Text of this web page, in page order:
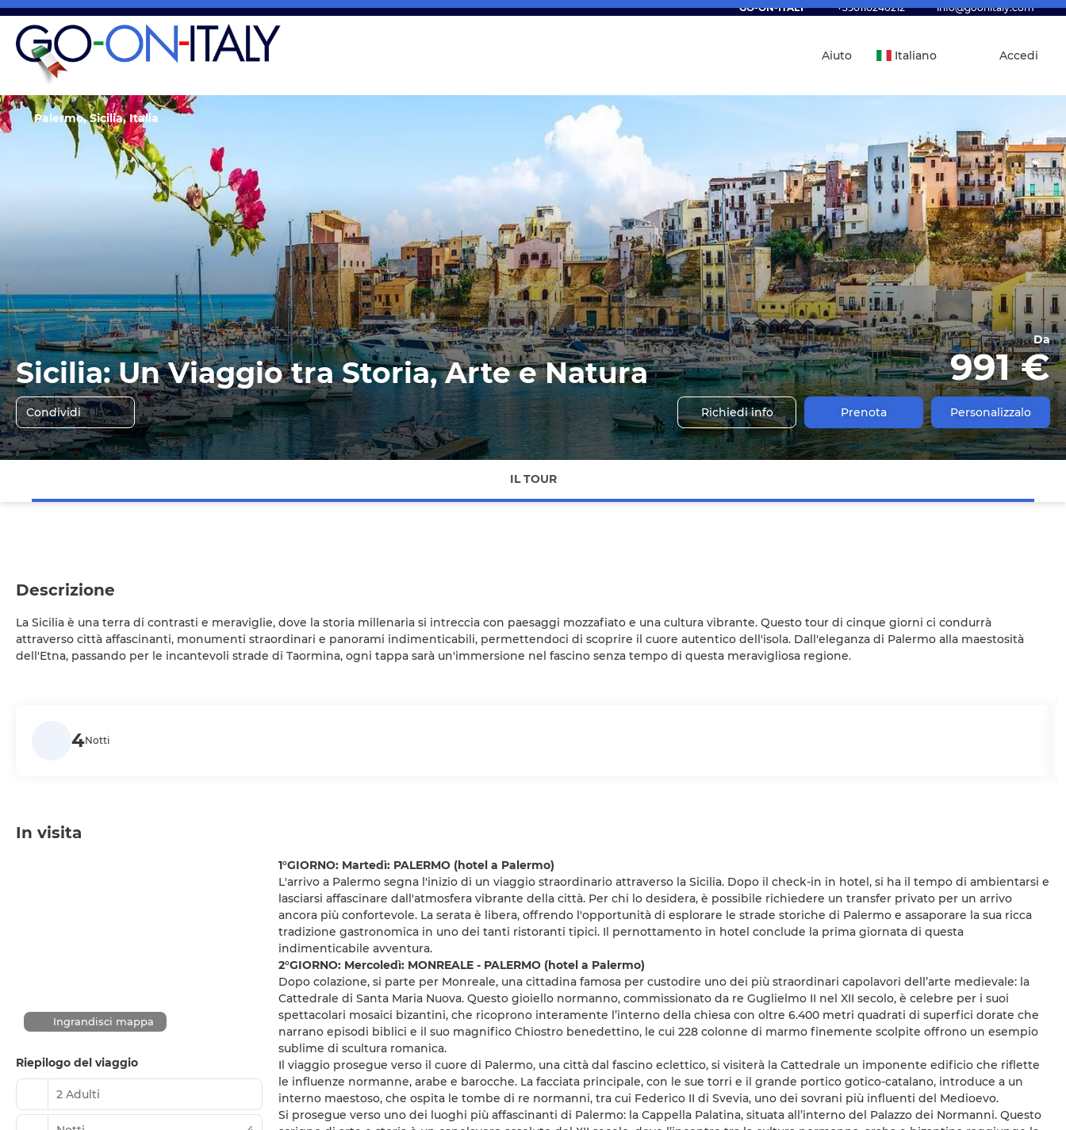
GO-ON-ITALY +390110240212 info@goonitaly.com
Aiuto Italiano Accedi
Sicilia: Un Viaggio tra Storia, Arte e Natura
Da
991 €
Condividi Richiedi info Prenota Personalizzalo
Palermo, Sicilia, Italia
IL TOUR
Descrizione
La Sicilia è una terra di contrasti e meraviglie, dove la storia millenaria si intreccia con paesaggi mozzafiato e una cultura vibrante. Questo tour di cinque giorni ci condurrà
attraverso città affascinanti, monumenti straordinari e panorami indimenticabili, permettendoci di scoprire il cuore autentico dell'isola. Dall'eleganza di Palermo alla maestosità
dell'Etna, passando per le incantevoli strade di Taormina, ogni tappa sarà un'immersione nel fascino senza tempo di questa meravigliosa regione.
4Notti
In visita
Ingrandisci mappa
Riepilogo del viaggio
2 Adulti
1°GIORNO: Martedì: PALERMO (hotel a Palermo)
L'arrivo a Palermo segna l'inizio di un viaggio straordinario attraverso la Sicilia. Dopo il check-in in hotel, si ha il tempo di ambientarsi e
lasciarsi affascinare dall'atmosfera vibrante della città. Per chi lo desidera, è possibile richiedere un transfer privato per un arrivo
ancora più confortevole. La serata è libera, offrendo l'opportunità di esplorare le strade storiche di Palermo e assaporare la sua ricca
tradizione gastronomica in uno dei tanti ristoranti tipici. Il pernottamento in hotel conclude la prima giornata di questa
indimenticabile avventura.
2°GIORNO: Mercoledì: MONREALE - PALERMO (hotel a Palermo)
Dopo colazione, si parte per Monreale, una cittadina famosa per custodire uno dei più straordinari capolavori dell’arte medievale: la
Cattedrale di Santa Maria Nuova. Questo gioiello normanno, commissionato da re Guglielmo II nel XII secolo, è celebre per i suoi
spettacolari mosaici bizantini, che ricoprono interamente l’interno della chiesa con oltre 6.400 metri quadrati di superfici dorate che
narrano episodi biblici e il suo magnifico Chiostro benedettino, le cui 228 colonne di marmo finemente scolpite offrono un esempio
sublime di scultura romanica.
Il viaggio prosegue verso il cuore di Palermo, una città dal fascino eclettico, si visiterà la Cattedrale un imponente edificio che riflette
le influenze normanne, arabe e barocche. La facciata principale, con le sue torri e il grande portico gotico-catalano, introduce a un
interno maestoso, che ospita le tombe di re normanni, tra cui Federico II di Svevia, uno dei sovrani più influenti del Medioevo.
Si prosegue verso uno dei luoghi più affascinanti di Palermo: la Cappella Palatina, situata all’interno del Palazzo dei Normanni. Questo